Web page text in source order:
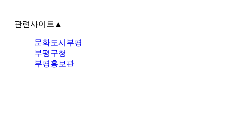
관련사이트 ▲
문화도시부평
부평구청
부평홍보관